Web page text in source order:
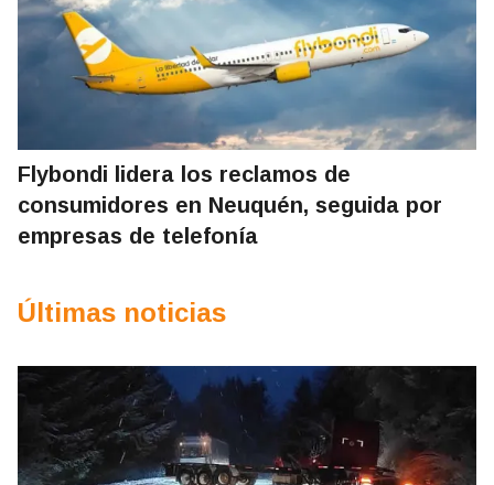
Flybondi lidera los reclamos de
consumidores en Neuquén, seguida por
empresas de telefonía
Últimas noticias